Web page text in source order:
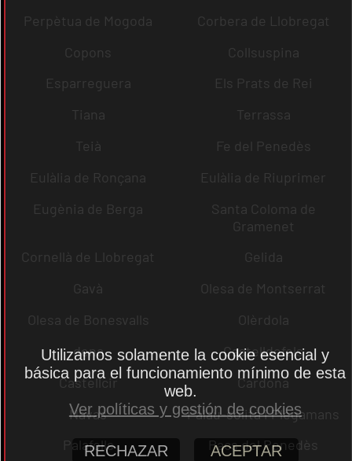
Perpètua de Mogoda
Corbera de Llobregat
Copons
Collsuspina
Esparreguera
Els Prats de Rei
Tiana
Terrassa
Teià
Fe del Penedès
Eulàlia de Ronçana
Eulàlia de Riuprimer
Eugènia de Berga
Santa Coloma de
Gramenet
Cornellà de Llobregat
Gelida
Gavà
Olesa de Montserrat
Olesa de Bonesvalls
Olèrdola
dena
Castelldefels
Castellcir
Cardona
Navas
Palau-solità i Plegamans
Palafolls
Pacs del Penedès
Utilizamos solamente la cookie esencial y
básica para el funcionamiento mínimo de esta
web.
Ver políticas y gestión de cookies
RECHAZAR ACEPTAR